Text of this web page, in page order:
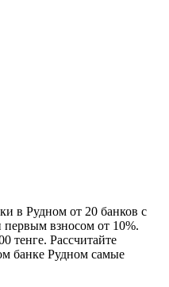
в Рудном от 20 банков с
взносом от 10%.
тенге. Рассчитайте
банке Рудном самые